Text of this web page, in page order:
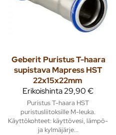
Geberit Puristus T-haara
supistava Mapress HST
22x15x22mm
Erikoishinta29,90 €
Puristus T-haara HST
puristusliitoksille M-leuka.
Käyttökohteet: käyttövesi, lämpö-
ja kylmäjärje...